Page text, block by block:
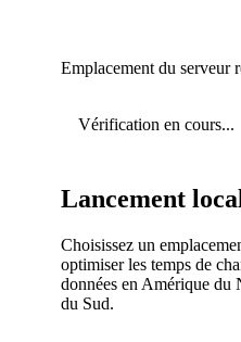
Emplacement du serveur
Vérification en cours...
Lancement
Choisissez un
optimiser les temps de
données en Amérique du
du Sud.